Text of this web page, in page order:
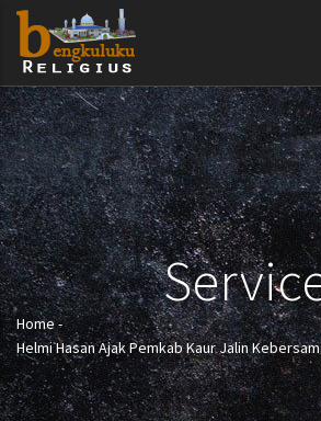
Skip
main
content
Breadcrumb
Home-
Helmi Hasan Ajak Pemkab Kaur Jalin